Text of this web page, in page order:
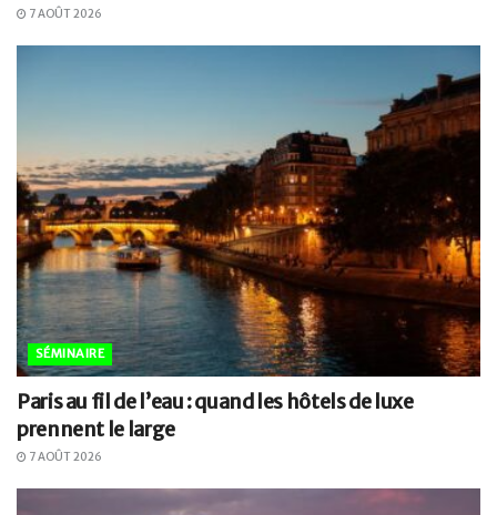
7 AOÛT 2026
SÉMINAIRE
Paris au fil de l’eau : quand les hôtels de luxe
prennent le large
7 AOÛT 2026